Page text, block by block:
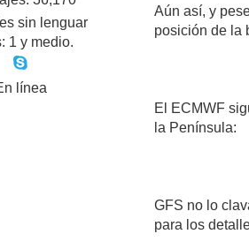
sin lenguar
1 y medio.
línea
Aún así, y
posición de la
El ECMWF
la Península:
GFS no lo
para los